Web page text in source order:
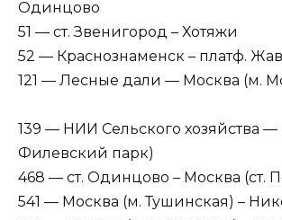
Одинцово
51 — ст. Звенигород – Хотяжи
52 — Краснознаменск – платф.
121 — Лесные дали — Москва (м.
139 — НИИ Сельского хозяйства —
Филевский парк)
468 — ст. Одинцово – Москва (ст.
541 — Москва (м. Тушинская) –